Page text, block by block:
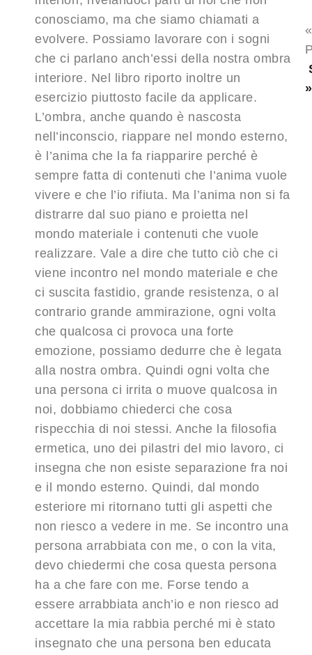
conosciamo, ma che siamo chiamati a
evolvere. Possiamo lavorare con i sogni
che ci parlano anch’essi della nostra ombra
interiore. Nel libro riporto inoltre un
esercizio piuttosto facile da applicare.
L’ombra, anche quando è nascosta
nell’inconscio, riappare nel mondo esterno,
è l’anima che la fa riapparire perché è
sempre fatta di contenuti che l’anima vuole
vivere e che l’io rifiuta. Ma l’anima non si fa
distrarre dal suo piano e proietta nel
mondo materiale i contenuti che vuole
realizzare. Vale a dire che tutto ciò che ci
viene incontro nel mondo materiale e che
ci suscita fastidio, grande resistenza, o al
contrario grande ammirazione, ogni volta
che qualcosa ci provoca una forte
emozione, possiamo dedurre che è legata
alla nostra ombra. Quindi ogni volta che
una persona ci irrita o muove qualcosa in
noi, dobbiamo chiederci che cosa
rispecchia di noi stessi. Anche la filosofia
ermetica, uno dei pilastri del mio lavoro, ci
insegna che non esiste separazione fra noi
e il mondo esterno. Quindi, dal mondo
esteriore mi ritornano tutti gli aspetti che
non riesco a vedere in me. Se incontro una
persona arrabbiata con me, o con la vita,
devo chiedermi che cosa questa persona
ha a che fare con me. Forse tendo a
essere arrabbiata anch’io e non riesco ad
accettare la mia rabbia perché mi è stato
insegnato che una persona ben educata
«
»